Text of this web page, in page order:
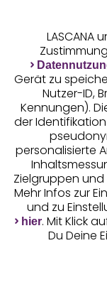
Geprüfte
Unsere
LASCANA
Gerät zu
Nutzer-ID,
Kennungen).
der
personalisierte
Zielgruppen
Mehr Infos zur
und zu
hier. Mit Klick
Du Deine